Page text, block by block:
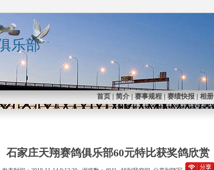
乐部
首页 简介 赛事规程 赛绩快报 相册
石家庄天翔赛鸽俱乐部60元特比获奖鸽欣赏